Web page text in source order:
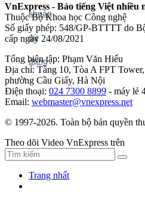
VnExpress - Báo tiếng Việt nhiều
Thuộc Bộ Khoa học Công nghệ
Số giấy phép: 548/GP-BTTTT do
cấp ngày 24/08/2021
Tổng biên tập: Phạm Văn Hiếu
Địa chỉ: Tầng 10, Tòa A FPT
phường Cầu Giấy, Hà Nội
Điện thoại: 024 7300 8899 - máy lẻ
Email: webmaster@vnexpress.net
© 1997-2026. Toàn bộ bản quyền
Theo dõi Video VnExpress trên
Trang nhất